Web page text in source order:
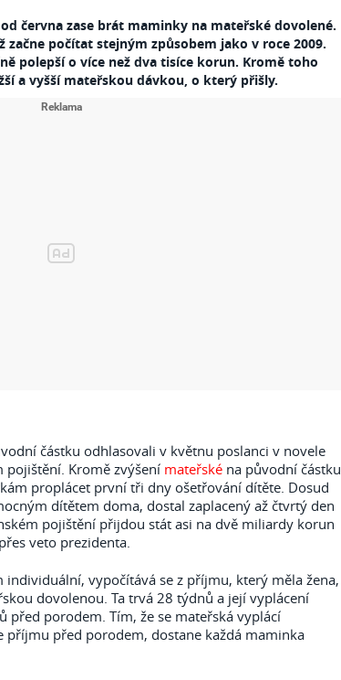
června zase brát maminky na mateřské dovolené.
počítat stejným způsobem jako v roce 2009.
polepší o více než dva tisíce korun. Kromě toho
a vyšší mateřskou dávkou, o který přišly.
částku odhlasovali v květnu poslanci v novele
pojištění. Kromě zvýšení mateřské na původní částku
proplácet první tři dny ošetřování dítěte. Dosud
dítětem doma, dostal zaplacený až čtvrtý den
pojištění přijdou stát asi na dvě miliardy korun
veto prezidenta.
individuální, vypočítává se z příjmu, který měla žena,
dovolenou. Ta trvá 28 týdnů a její vyplácení
před porodem. Tím, že se mateřská vyplácí
příjmu před porodem, dostane každá maminka